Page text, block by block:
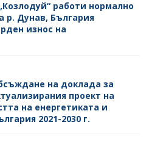
работи нормално
р. Дунав, България
износ на
на доклада за
проект на
на енергетиката и
2021-2030 г.